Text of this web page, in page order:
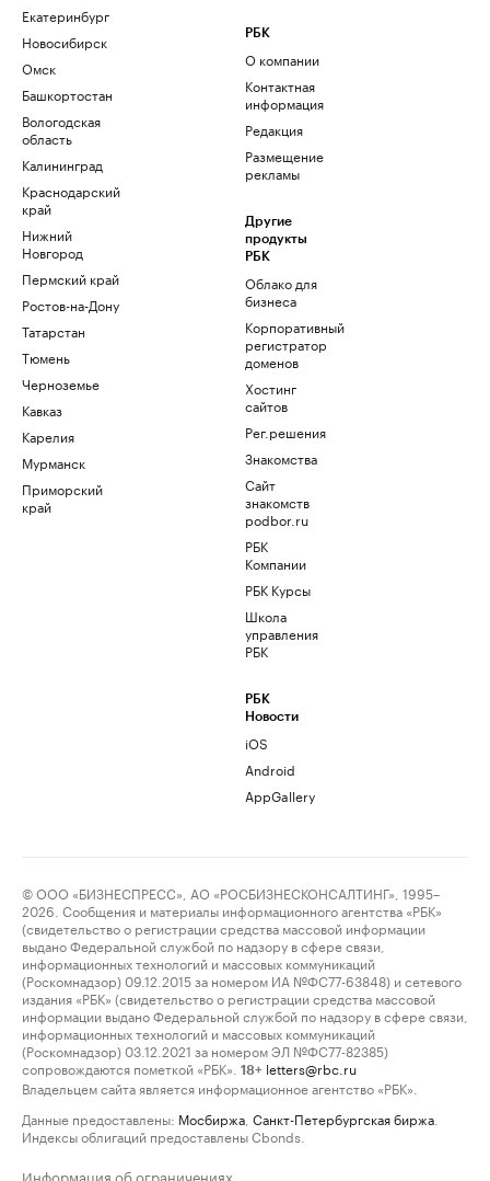
Екатеринбург
Новосибирск
Омск
Башкортостан
Вологодская
область
Калининград
Краснодарский
край
Нижний
Новгород
Пермский край
Ростов-на-Дону
Татарстан
Тюмень
Черноземье
Кавказ
Карелия
Мурманск
Приморский
край
РБК
О компании
Контактная
информация
Редакция
Размещение
рекламы
Другие
продукты
РБК
Облако для
бизнеса
Корпоративный
регистратор
доменов
Хостинг
сайтов
Рег.решения
Знакомства
Сайт
знакомств
podbor.ru
РБК
Компании
РБК Курсы
Школа
управления
РБК
РБК
Новости
iOS
Android
AppGallery
© ООО «БИЗНЕСПРЕСС», АО «РОСБИЗНЕСКОНСАЛТИНГ», 1995–
2026. Сообщения и материалы информационного агентства «РБК»
(свидетельство о регистрации средства массовой информации
выдано Федеральной службой по надзору в сфере связи,
информационных технологий и массовых коммуникаций
(Роскомнадзор) 09.12.2015 за номером ИА №ФС77-63848) и сетевого
издания «РБК» (свидетельство о регистрации средства массовой
информации выдано Федеральной службой по надзору в сфере связи,
информационных технологий и массовых коммуникаций
(Роскомнадзор) 03.12.2021 за номером ЭЛ №ФС77-82385)
сопровождаются пометкой «РБК».
18+ letters@rbc.ru
Владельцем сайта является информационное агентство «РБК».
Данные предоставлены: Мосбиржа Санкт-Петербургская биржа
Индексы облигаций предоставлены Cbonds.
Информация об ограничениях